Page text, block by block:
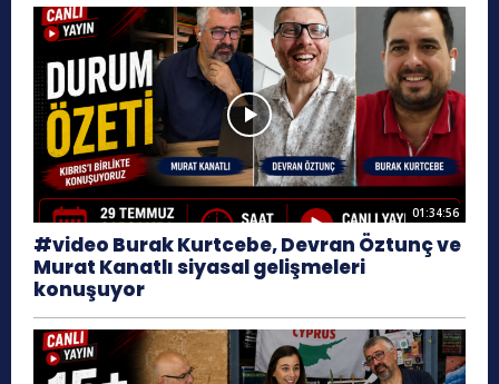
01:34:56
#video Burak Kurtcebe, Devran Öztunç ve
Murat Kanatlı siyasal gelişmeleri
konuşuyor